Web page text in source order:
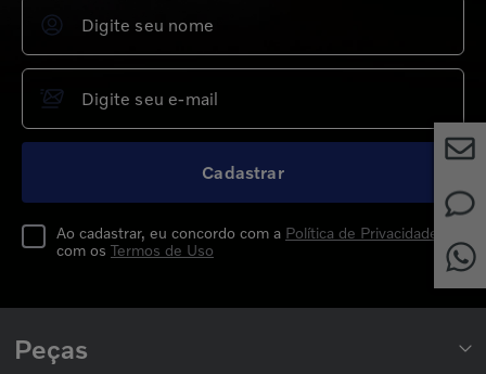
Cadastrar
Ao cadastrar, eu concordo com a Política de Privacidade
com os Termos de Uso
Peças